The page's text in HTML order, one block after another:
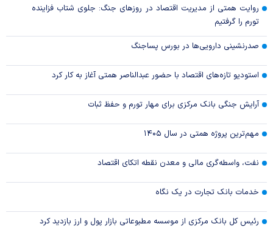
روایت همتی از مدیریت اقتصاد در روزهای جنگ: جلوی شتاب فزاینده
تورم را گرفتیم
صدرنشینی دارویی‌ها در بورس پساجنگ
استودیو تازه‌های اقتصاد با حضور عبدالناصر همتی آغاز به کار کرد
آرایش جنگی بانک مرکزی برای مهار تورم و حفظ ثبات
مهم‌ترین پروژه همتی در سال ۱۴۰۵
نفت، واسطه‌گری مالی و معدن نقطه اتکای اقتصاد
خدمات بانک تجارت در یک نگاه
رئیس کل بانک مرکزی از موسسه مطبوعاتی بازار پول و ارز بازدید کرد